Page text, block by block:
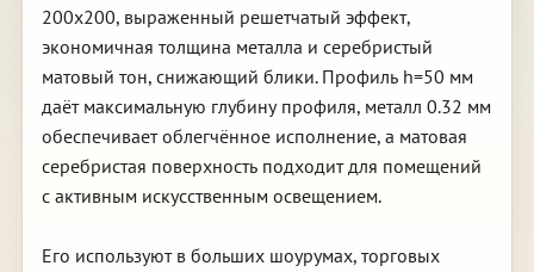
200х200, выраженный решетчатый эффект,
экономичная толщина металла и серебристый
матовый тон, снижающий блики. Профиль h=50 мм
даёт максимальную глубину профиля, металл 0.32 мм
обеспечивает облегчённое исполнение, а матовая
серебристая поверхность подходит для помещений
с активным искусственным освещением.
Его используют в больших шоурумах, торговых